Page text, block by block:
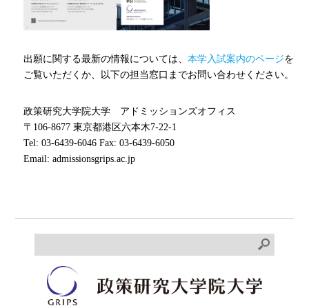
出願に関する最新の情報については、 本学入試案内のページを
ご覧いただくか、以下の担当窓口までお問い合わせください。
政策研究大学院大学 アドミッションズオフィス
〒 106-8677 東京都港区六本木7-22-1
Tel: 03-6439-6046 Fax: 03-6439-6050
Email: admissionsgrips.ac.jp